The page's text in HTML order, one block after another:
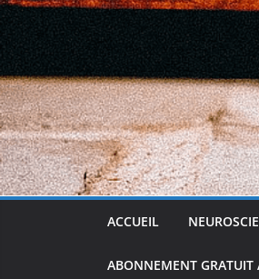
ACCUEIL
ABONNEMENT GRATUIT